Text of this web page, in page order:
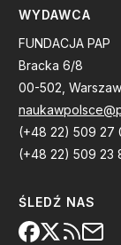
WYDAWCA
FUNDACJA PAP
Bracka 6/8
00-502,
(+48 22) 509 27
(+48 22) 509 23
ŚLEDŹ NAS